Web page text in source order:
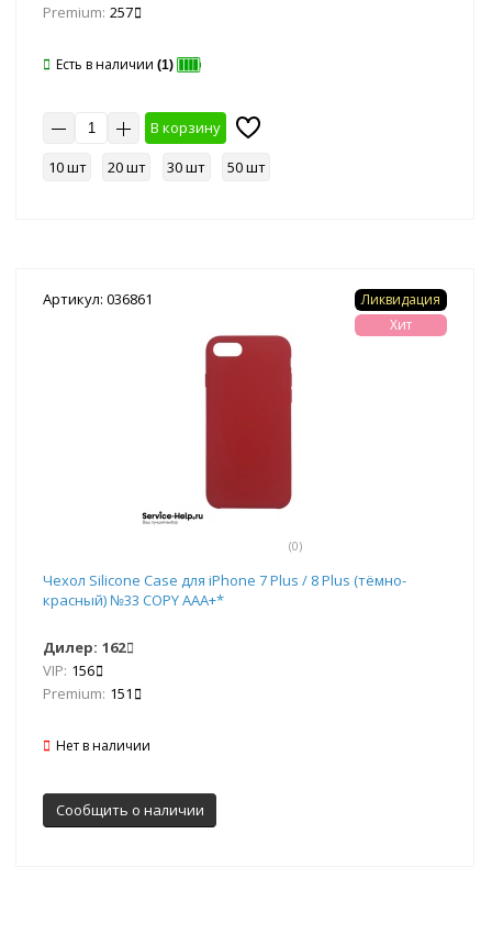
Premium: 257
Есть в наличии (1)
В корзину
10 шт
20 шт 30 шт 50 шт
Артикул: 036861
(0)
Ликвидация
Хит
Чехол Silicone Case для iPhone 7 Plus / 8 Plus (тёмно-
красный) №33 COPY AAA+*
Дилер: 162
VIP: 156
Premium: 151
Нет в наличии
Сообщить о наличии